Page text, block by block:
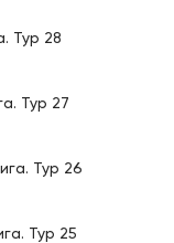
Тур 28
Тур 27
Тур 26
Тур 25